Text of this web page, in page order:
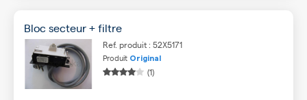
Bloc secteur + filtre
Ref. produit : 52X5171
Produit Original
(1)